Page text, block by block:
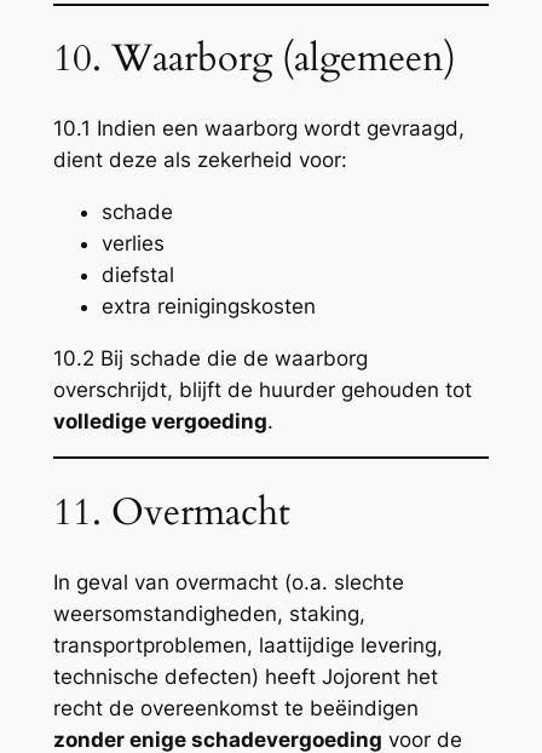
10. Waarborg (algemeen)
10.1 Indien een waarborg wordt gevraagd,
dient deze als zekerheid voor:
schade
verlies
diefstal
extra reinigingskosten
10.2 Bij schade die de waarborg
overschrijdt, blijft de huurder gehouden tot
volledige vergoeding.
11. Overmacht
In geval van overmacht (o.a. slechte
weersomstandigheden, staking,
transportproblemen, laattijdige levering,
technische defecten) heeft Jojorent het
recht de overeenkomst te beëindigen
zonder enige schadevergoeding voor de